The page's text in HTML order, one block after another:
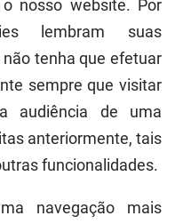
nosso website. Por
lembram suas
tenha que efetuar
sempre que visitar
audiência de uma
anteriormente, tais
funcionalidades.
navegação mais